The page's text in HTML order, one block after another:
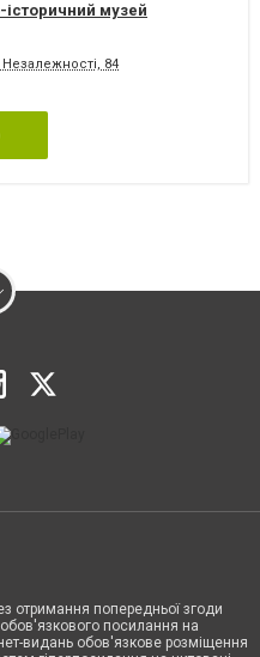
музей
84
отримання попередньої згоди
посилання на
видань обов'язкове розміщення